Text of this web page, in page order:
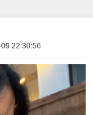
22:30:56